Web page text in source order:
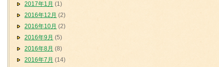
2017年1月 (1)
2016年12月 (2)
2016年10月 (2)
2016年9月 (5)
2016年8月 (8)
2016年7月 (14)